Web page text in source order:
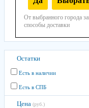
От выбранного города
способы доставки
КОБАЛЬТ
02 ЗУБР
Остатки
Есть в наличии
Есть в СПБ
Цена (руб.)